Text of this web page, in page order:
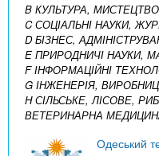
B КУЛЬТУРА,
C СОЦІАЛЬНІ НАУКИ,
D БІЗНЕС,
E ПРИРОДНИЧІ НАУКИ,
F ІНФОРМАЦІЙНІ
G ІНЖЕНЕРІЯ,
H СІЛЬСЬКЕ, ЛІСОВЕ,
ВЕТЕРИНАРНА
Одеський